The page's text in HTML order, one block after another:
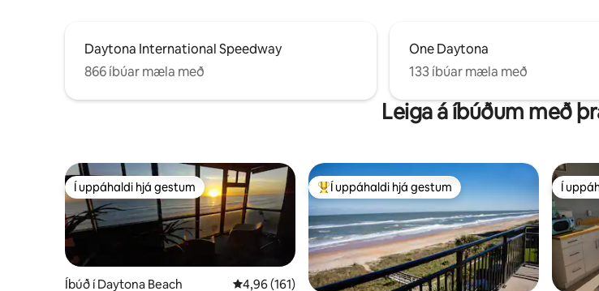
Daytona International Speedway
866 íbúar mæla með
One Daytona
133 íbúar mæla með
Leiga á íbúðum með
Í uppáhaldi hjá gestum
Í uppáhaldi hjá gestum
Íbúð í Daytona Beach 4,96 af 5 í meðaleinkunn, 161 umsagnir
4,96 (161)
Í mestu uppáhaldi hjá gestum
Í uppáhaldi hjá gestum Í
Í